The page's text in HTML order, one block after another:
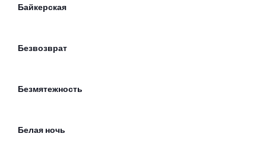
Байкерская
Безвозврат
Безмятежность
Белая ночь